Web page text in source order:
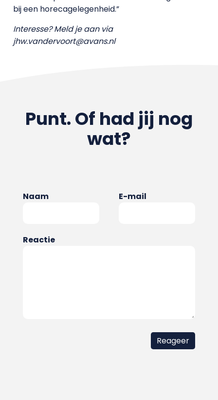
bij een horecagelegenheid.”
Interesse? Meld je aan via
jhw.vandervoort@avans.nl
Punt. Of had jij nog
wat?
Naam E-mail
Reactie